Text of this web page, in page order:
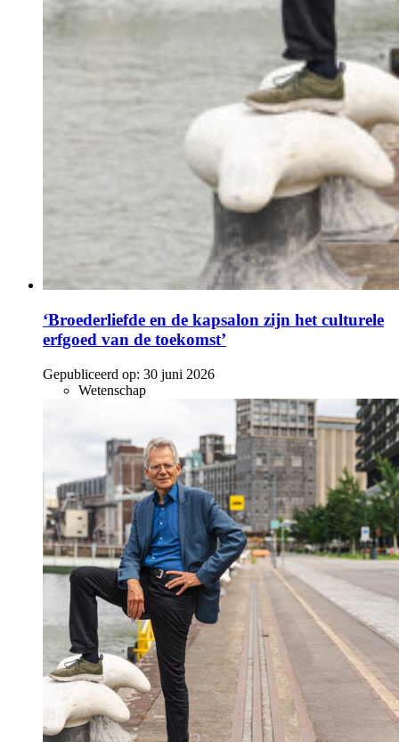
‘Broederliefde en de kapsalon zijn het culturele
erfgoed van de toekomst’
Gepubliceerd op: 30 juni 2026
Wetenschap